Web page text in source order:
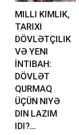
MILLI KIMLIK,
TARIXI
DÖVLƏTÇILIK
VƏ YENI
İNTIBAH:
DÖVLƏT
QURMAQ
ÜÇÜN NIYƏ
DIN LAZIM
IDI?...